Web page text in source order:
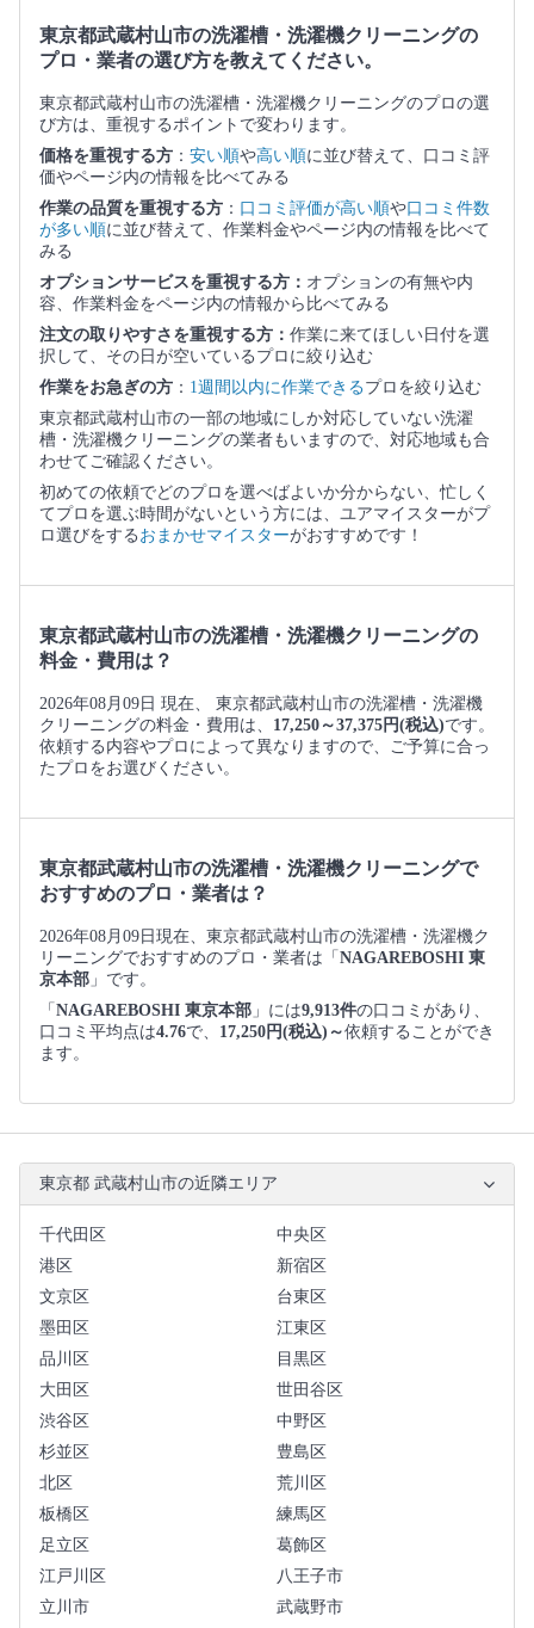
東京都武蔵村山市の洗濯槽・洗濯機クリーニングの
プロ・業者の選び方を教えてください。
東京都武蔵村山市の洗濯槽・洗濯機クリーニングのプロの選
び方は、重視するポイントで変わります。
価格を重視する方 ： 安い順や高い順に並び替えて、口コミ評
価やページ内の情報を比べてみる
作業の品質を重視する方 ： 口コミ評価が高い順や口コミ件数
が多い順に並び替えて、作業料金やページ内の情報を比べて
みる
オプションサービスを重視する方： オプションの有無や内
容、作業料金をページ内の情報から比べてみる
注文の取りやすさを重視する方： 作業に来てほしい日付を選
択して、その日が空いているプロに絞り込む
作業をお急ぎの方 ： 1週間以内に作業できるプロを絞り込む
東京都武蔵村山市の一部の地域にしか対応していない洗濯
槽・洗濯機クリーニングの業者もいますので、対応地域も合
わせてご確認ください。
初めての依頼でどのプロを選べばよいか分からない、忙しく
てプロを選ぶ時間がないという方には、ユアマイスターがプ
ロ選びをする おまかせマイスターがおすすめです！
東京都武蔵村山市の洗濯槽・洗濯機クリーニングの
料金・費用は？
2026年08月09日 現在、 東京都武蔵村山市の洗濯槽・洗濯機
クリーニングの料金・費用は、 17,250～37,375円(税込)です。
依頼する内容やプロによって異なりますので、ご予算に合っ
たプロをお選びください。
東京都武蔵村山市の洗濯槽・洗濯機クリーニングで
おすすめのプロ・業者は？
2026年08月09日現在、東京都武蔵村山市の洗濯槽・洗濯機ク
リーニングでおすすめのプロ・業者は「 NAGAREBOSHI 東
京本部 」です。
「 NAGAREBOSHI 東京本部 」には9,913件の口コミがあり、
口コミ平均点は4.76で、 17,250円(税込)～依頼することができ
ます。
東京都 武蔵村山市の近隣エリア
千代田区
中央区
港区
新宿区
文京区
台東区
墨田区
江東区
品川区
目黒区
大田区
世田谷区
渋谷区
中野区
杉並区
豊島区
北区
荒川区
板橋区
練馬区
足立区
葛飾区
江戸川区
八王子市
立川市
武蔵野市